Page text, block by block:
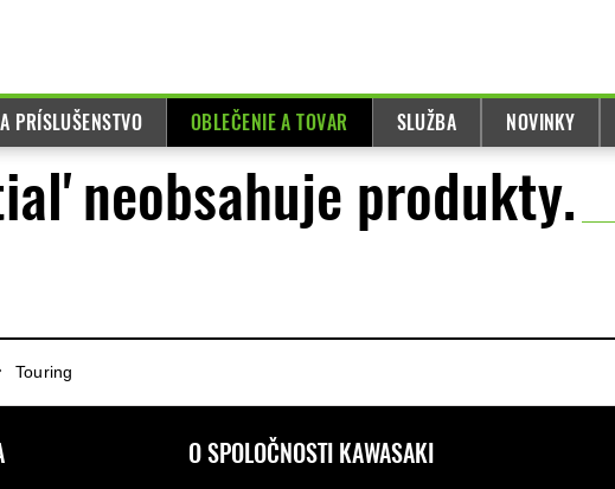
PRÍSLUŠENSTVO OBLEČENIE A TOVAR SLUŽBA NOVINKY
neobsahuje produkty.
Touring
O SPOLOČNOSTI KAWASAKI